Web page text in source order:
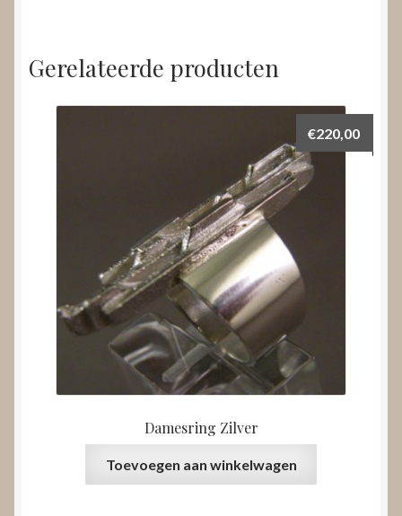
Gerelateerde producten
Damesring Zilver
€220,00
Toevoegen aan winkelwagen